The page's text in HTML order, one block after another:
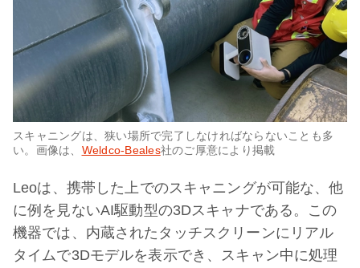
スキャニングは、狭い場所で完了しなければならないことも多
い。画像は、 Weldco-Beales社のご厚意により掲載
Leoは、携帯した上でのスキャニングが可能な、他
に例を見ないAI駆動型の3Dスキャナである。この
機器では、内蔵されたタッチスクリーンにリアル
タイムで3Dモデルを表示でき、スキャン中に処理